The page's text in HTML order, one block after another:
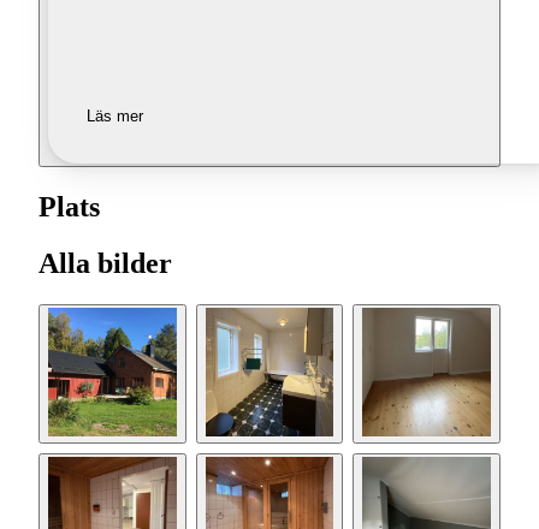
Läs mer
Plats
Alla bilder